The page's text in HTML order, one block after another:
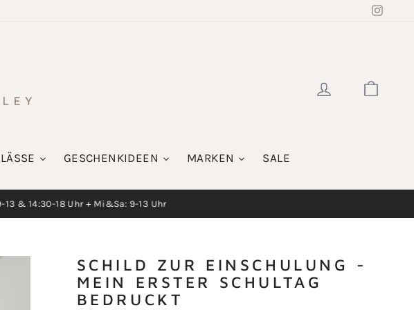
GESCHENKIDEEN MARKEN SALE
& 14:30-18 Uhr + Mi&Sa: 9-13 Uhr
SCHILD ZUR EINSCHULUNG -
MEIN ERSTER SCHULTAG
BEDRUCKT